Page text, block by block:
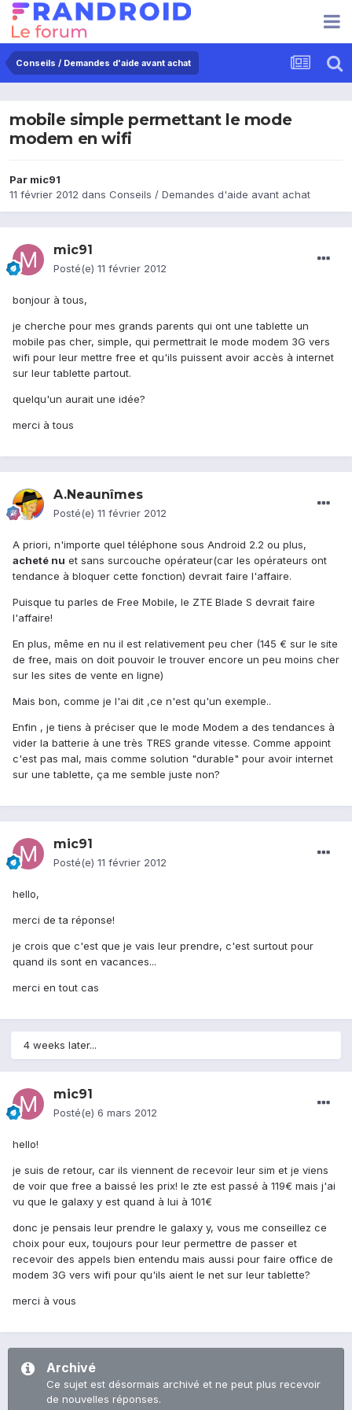
Conseils / Demandes d'aide avant achat
mobile simple permettant le mode
modem en wifi
Par mic91
11 février 2012 dans Conseils / Demandes d'aide avant achat
mic91
Posté(e) 11 février 2012
bonjour à tous,
je cherche pour mes grands parents qui ont une tablette un
mobile pas cher, simple, qui permettrait le mode modem 3G vers
wifi pour leur mettre free et qu'ils puissent avoir accès à internet
sur leur tablette partout.
quelqu'un aurait une idée?
merci à tous
A.Neaunîmes
Posté(e) 11 février 2012
A priori, n'importe quel téléphone sous Android 2.2 ou plus,
acheté nu et sans surcouche opérateur(car les opérateurs ont
tendance à bloquer cette fonction) devrait faire l'affaire.
Puisque tu parles de Free Mobile, le ZTE Blade S devrait faire
l'affaire!
En plus, même en nu il est relativement peu cher (145 € sur le site
de free, mais on doit pouvoir le trouver encore un peu moins cher
sur les sites de vente en ligne)
Mais bon, comme je l'ai dit ,ce n'est qu'un exemple..
Enfin , je tiens à préciser que le mode Modem a des tendances à
vider la batterie à une très TRES grande vitesse. Comme appoint
c'est pas mal, mais comme solution "durable" pour avoir internet
sur une tablette, ça me semble juste non?
mic91
Posté(e) 11 février 2012
hello,
merci de ta réponse!
je crois que c'est que je vais leur prendre, c'est surtout pour
quand ils sont en vacances...
merci en tout cas
4 weeks later...
mic91
Posté(e) 6 mars 2012
hello!
je suis de retour, car ils viennent de recevoir leur sim et je viens
de voir que free a baissé les prix! le zte est passé à 119€ mais j'ai
vu que le galaxy y est quand à lui à 101€
donc je pensais leur prendre le galaxy y, vous me conseillez ce
choix pour eux, toujours pour leur permettre de passer et
recevoir des appels bien entendu mais aussi pour faire office de
modem 3G vers wifi pour qu'ils aient le net sur leur tablette?
merci à vous
Archivé
Ce sujet est désormais archivé et ne peut plus recevoir
de nouvelles réponses.